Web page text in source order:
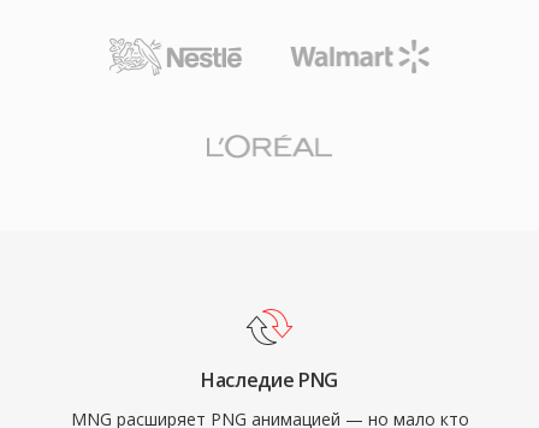
Наследие PNG
MNG расширяет PNG анимацией — но мало кто